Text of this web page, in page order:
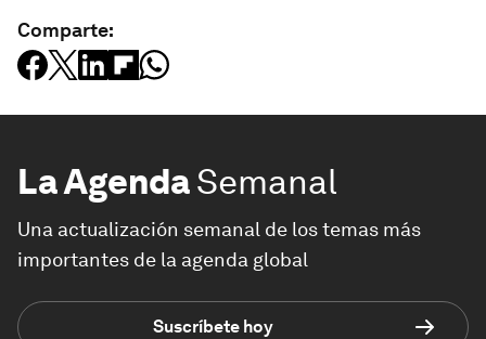
Comparte:
La AgendaSemanal
Una actualización semanal de los temas más
importantes de la agenda global
Suscríbete hoy